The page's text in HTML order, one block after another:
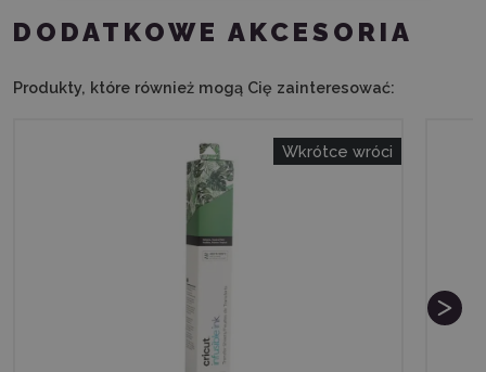
DODATKOWE AKCESORIA
Produkty, które również mogą Cię zainteresować:
Wkrótce wróci